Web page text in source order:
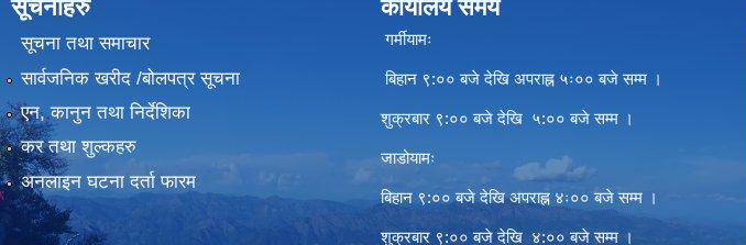
सूचनाहरु
सूचना तथा समाचार
सार्वजनिक खरीद /बोलपत्र सूचना
एन, कानुन तथा निर्देशिका
कर तथा शुल्कहरु
अनलाइन घटना दर्ता फारम
कार्यालय समय
गर्मीयामः
बिहान ९:०० बजे देखि अपराह्न ५ः०० बजे सम्म ।
शुक्रबार ९:०० बजे देखि ५:०० बजे सम्म ।
जाडोयामः
बिहान ९:०० बजे देखि अपराह्न ४ः०० बजे सम्म ।
शुक्रबार ९:०० बजे देखि ४:०० बजे सम्म ।